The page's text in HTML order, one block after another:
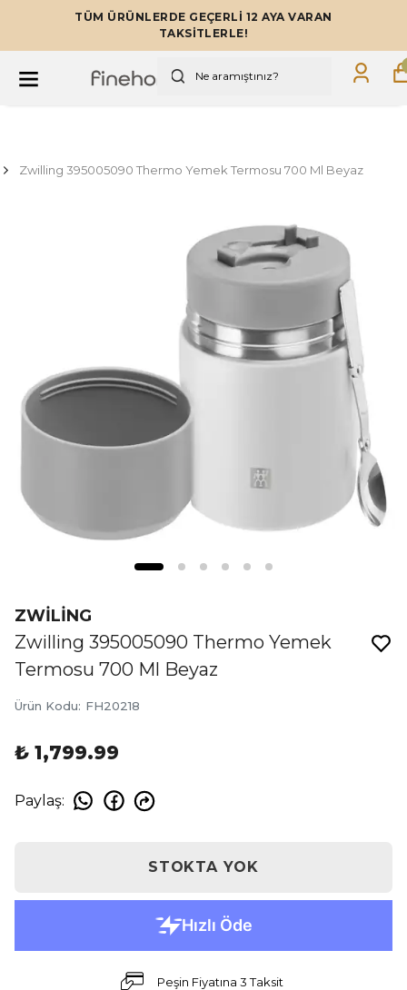
TÜM ÜRÜNLERDE GEÇERLİ 12 AYA VARAN
TAKSİTLERLE!
Zwilling 395005090 Thermo Yemek Termosu 700 Ml Beyaz
ZWİLİNG
Zwilling 395005090 Thermo Yemek
Termosu 700 Ml Beyaz
Ürün Kodu: FH20218
₺ 1,799.99
Paylaş:
STOKTA YOK
Peşin Fiyatına 3 Taksit